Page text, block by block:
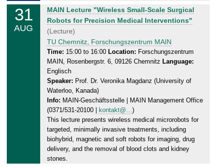
1
.
0
8
2
0
2
6
31
AUG
M
o
n
d
a
y
,
3
1
0
8
.
2
0
MAIN Lecture "Wireless Small-Scale Surgical
Robots for Precision Medical Interventions"
(Lecture)
TU Chemnitz, Forschungszentrum MAIN
Time: 15:00 to 16:00 Location: Forschungszentrum
MAIN, Rosenbergstr. 6, 09126 Chemnitz Language:
Englisch
Speaker: Prof. Dr. Veronika Magdanz (University of
Waterloo, Kanada)
Info: MAIN-Geschäftsstelle | MAIN Management Office
(0371/531-20100 |
kontakt@…)
This lecture presents wireless medical microrobots for
targeted, minimally invasive treatments, including
biohybrid, magnetic and soft robots for imaging, drug
delivery, and the removal of blood clots and kidney
stones.